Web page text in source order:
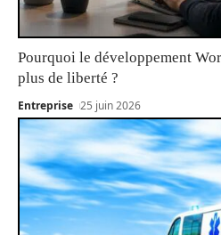
Pourquoi le développement
plus de liberté ?
Entreprise 25 juin 2026